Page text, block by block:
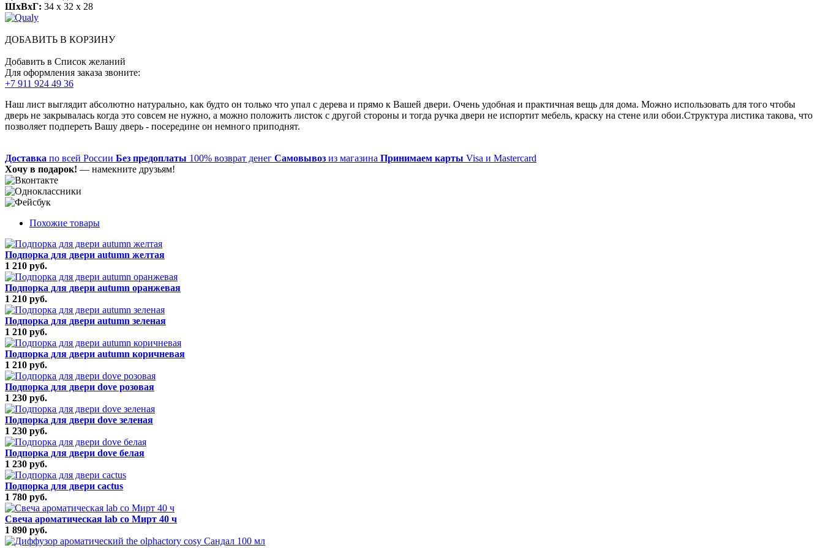
ШхВхГ: 34 x 32 x 28
ДОБАВИТЬ В КОРЗИНУ
Добавить в Список желаний
Для оформления заказа звоните:
+7 911 924 49 36
Наш лист выглядит абсолютно натурально, как будто он только что упал с дерева и прямо к Вашей двери. Очень удобная и практичная вещь для дома. Можно использовать для того чтобы
дверь не закрывалась когда это совсем не нужно, а можно положить листок с другой стороны и тогда ручка двери не испортит мебель, краску на стене или обои.Структура листика такова, что
позволяет подпереть Вашу дверь - посередине он немного приподнят.
Доставка по всей России Без предоплаты 100% возврат денег Самовывоз из магазина Принимаем карты Visa и Mastercard
Хочу в подарок! — намекните друзьям!
Похожие товары
Подпорка для двери autumn желтая
1 210 руб.
Подпорка для двери autumn оранжевая
1 210 руб.
Подпорка для двери autumn зеленая
1 210 руб.
Подпорка для двери autumn коричневая
1 210 руб.
Подпорка для двери dove розовая
1 230 руб.
Подпорка для двери dove зеленая
1 230 руб.
Подпорка для двери dove белая
1 230 руб.
Подпорка для двери cactus
1 780 руб.
Свеча ароматическая lab co Мирт 40 ч
1 890 руб.